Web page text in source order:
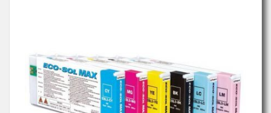
images
gallery